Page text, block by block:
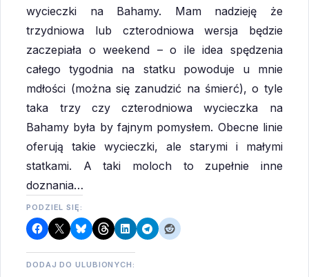
wycieczki na Bahamy. Mam nadzieję że
trzydniowa lub czterodniowa wersja będzie
zaczepiała o weekend – o ile idea spędzenia
całego tygodnia na statku powoduje u mnie
mdłości (można się zanudzić na śmierć), o tyle
taka trzy czy czterodniowa wycieczka na
Bahamy była by fajnym pomysłem. Obecne linie
oferują takie wycieczki, ale starymi i małymi
statkami. A taki moloch to zupełnie inne
doznania…
PODZIEL SIĘ:
DODAJ DO ULUBIONYCH: